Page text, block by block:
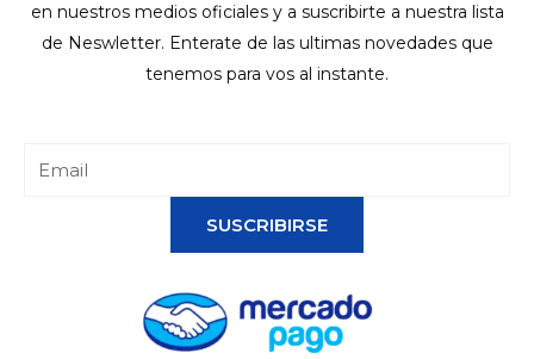
en nuestros medios oficiales y a suscribirte a nuestra lista
de Neswletter. Enterate de las ultimas novedades que
tenemos para vos al instante.
SUSCRIBIRSE